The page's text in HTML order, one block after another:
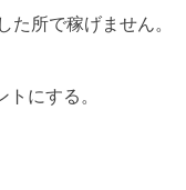
所で稼げません。
にする。